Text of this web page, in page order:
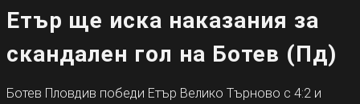
Етър ще иска наказания за
скандален гол на Ботев (Пд)
Ботев Пловдив победи Етър Велико Търново с 4:2 и